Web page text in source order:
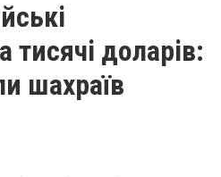
тисячі доларів:
шахраїв